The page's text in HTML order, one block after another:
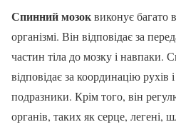
Спинний мозоквиконує багато
організмі. Він відповідає за
частин тіла до мозку і навпаки.
відповідає за координацію рухів
подразники. Крім того, він
органів, таких як серце, легені,